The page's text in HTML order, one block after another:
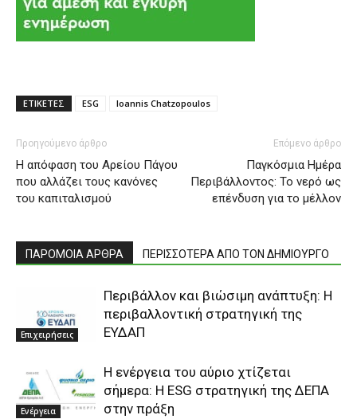
ΕΤΙΚΕΤΕΣ ESG Ioannis Chatzopoulos
Προηγούμενο άρθρο
H απόφαση του Αρείου Πάγου
που αλλάζει τους κανόνες
του καπιταλισμού
Επόμενο άρθρο
Παγκόσμια Ημέρα
Περιβάλλοντος: Το νερό ως
επένδυση για το μέλλον
ΠΑΡΟΜΟΙΑ ΑΡΘΡΑ ΠΕΡΙΣΣΟΤΕΡΑ ΑΠΟ ΤΟΝ ΔΗΜΙΟΥΡΓΟ
Επιχειρήσεις
Περιβάλλον και βιώσιμη ανάπτυξη: Η
περιβαλλοντική στρατηγική της
ΕΥΔΑΠ
Ενέργεια
Η ενέργεια του αύριο χτίζεται
σήμερα: Η ESG στρατηγική της ΔΕΠΑ
στην πράξη